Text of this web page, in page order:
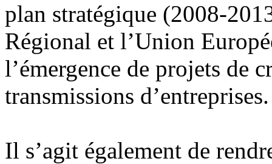
plan stratégique (2008-
Régional et l’Union
l’émergence de projets de
transmissions d’entreprises.
Il s’agit également de